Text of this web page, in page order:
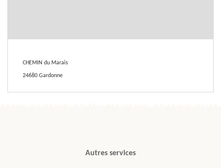
CHEMIN du Marais
24680 Gardonne
Autres services